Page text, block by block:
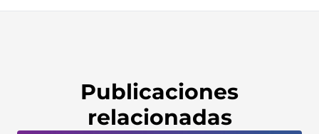
Publicaciones
relacionadas